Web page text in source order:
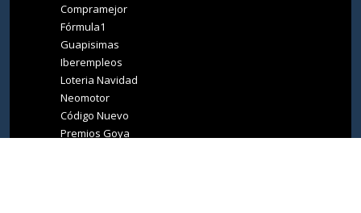
Compramejor
Fórmula1
Guapisimas
Iberempleos
Loteria Navidad
Neomotor
Código Nuevo
Premios Goya